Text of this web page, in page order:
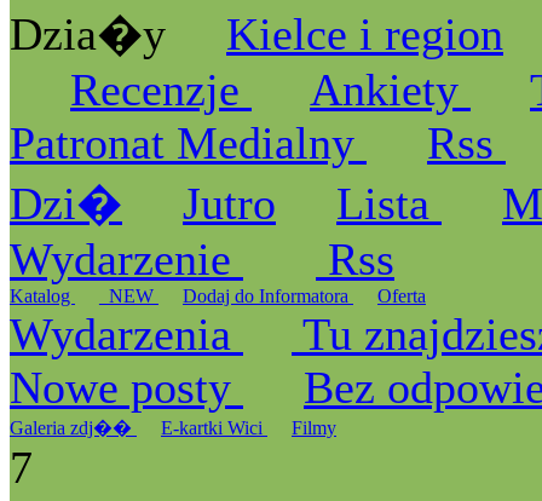
Dzia�y
Kielce i region
Recenzje
Ankiety
Patronat Medialny
Rss
Dzi�
Jutro Lista
Wydarzenie
Rss
Katalog _NEW Dodaj do Informatora Oferta
Wydarzenia
Tu
Nowe posty
Bez
Galeria zdj�� E-kartki Wici Filmy
7